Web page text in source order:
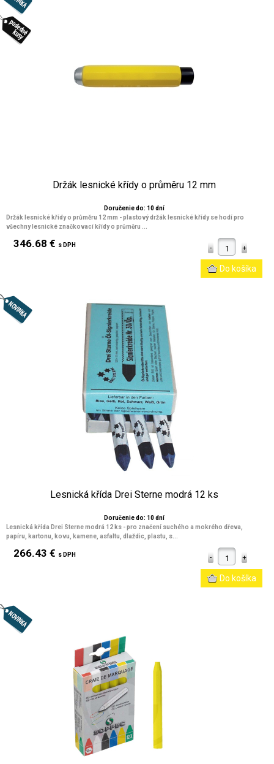
Držák lesnické křídy o průměru 12 mm
Doručenie do: 10 dní
Držák lesnické křídy o průměru 12 mm - plastový držák lesnické křídy se hodí pro
všechny lesnické značkovací křídy o průměru ...
346.68 € s DPH
Lesnická křída Drei Sterne modrá 12 ks
Doručenie do: 10 dní
Lesnická křída Drei Sterne modrá 12 ks - pro značení suchého a mokrého dřeva,
papíru, kartonu, kovu, kamene, asfaltu, dlaždic, plastu, s...
266.43 € s DPH